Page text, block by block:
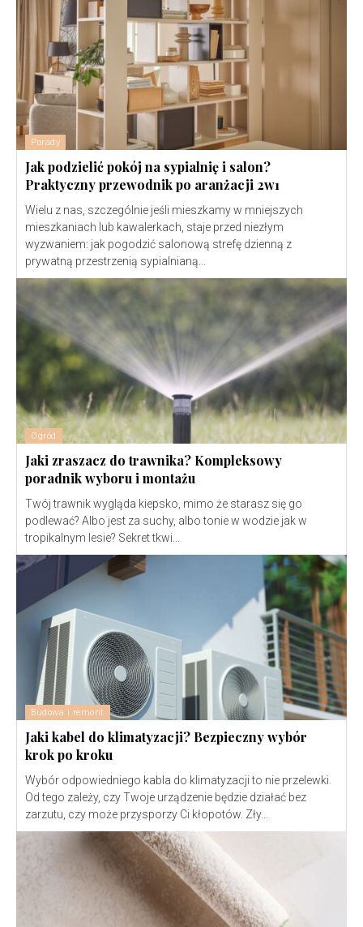
Porady
Jak podzielić pokój na sypialnię i salon?
Praktyczny przewodnik po aranżacji 2w1
Wielu z nas, szczególnie jeśli mieszkamy w mniejszych
mieszkaniach lub kawalerkach, staje przed niezłym
wyzwaniem: jak pogodzić salonową strefę dzienną z
prywatną przestrzenią sypialnianą...
Ogród
Jaki zraszacz do trawnika? Kompleksowy
poradnik wyboru i montażu
Twój trawnik wygląda kiepsko, mimo że starasz się go
podlewać? Albo jest za suchy, albo tonie w wodzie jak w
tropikalnym lesie? Sekret tkwi...
Budowa i remont
Jaki kabel do klimatyzacji? Bezpieczny wybór
krok po kroku
Wybór odpowiedniego kabla do klimatyzacji to nie przelewki.
Od tego zależy, czy Twoje urządzenie będzie działać bez
zarzutu, czy może przysporzy Ci kłopotów. Zły...